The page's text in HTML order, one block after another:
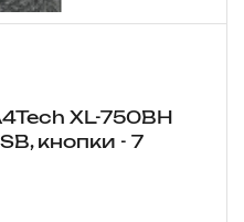
XL-750BH
кнопки - 7